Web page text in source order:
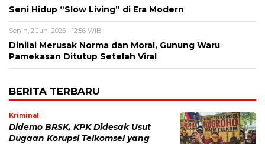
Seni Hidup “Slow Living” di Era Modern
Senin, 2 Juni 2025 - 12:56 WIB
Dinilai Merusak Norma dan Moral, Gunung Waru
Pamekasan Ditutup Setelah Viral
BERITA TERBARU
Kriminal
Didemo BRSK, KPK Didesak Usut
Dugaan Korupsi Telkomsel yang